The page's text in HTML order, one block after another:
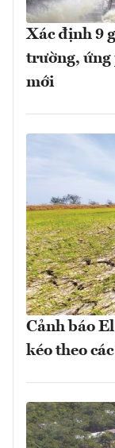
Xác định 9
trường, ứng
mới
Cảnh báo
kéo theo